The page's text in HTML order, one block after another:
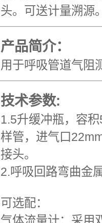
头。可送计量溯源
产品简介：
用于呼吸管道气阻
技术参数:
1.5升缓冲瓶，容
样管，进气口
接头。
2.呼吸回路弯曲金
可选配：